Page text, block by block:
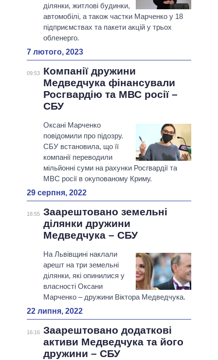
ділянки, житлові будинки,
автомобілі, а також частки Марченко у 18
підприємствах та пакети акцій у трьох
обленерго.
7 лютого, 2023
09:53
Компанії дружини
Медведчука фінансували
Росгвардію та МВС росії –
СБУ
Оксані Марченко
повідомили про підозру.
СБУ встановила, що її
компанії переводили
мільйонні суми на рахунки Росгвардії та
МВС росії в окупованому Криму.
29 серпня, 2022
18:55 Заарештовано земельні
ділянки дружини
Медведчука – СБУ
На Львівщині наклали
арешт на три земельні
ділянки, які опинилися у
власності Оксани
Марченко – дружини Віктора Медведчука.
22 липня, 2022
16:16 Заарештовано додаткові
активи Медведчука та його
дружини – СБУ